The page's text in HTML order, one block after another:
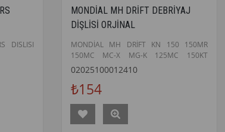
DISLISI
MONDİAL MH DRİFT DEBRİYAJ
DİŞLİSİ ORJİNAL
MONDİAL MH DRİFT KN 150 150MR
150MC MC-X MG-K 125MC 150KT
135UAG MG-SB50 150MH MH-MNR
02025100012410
₺154